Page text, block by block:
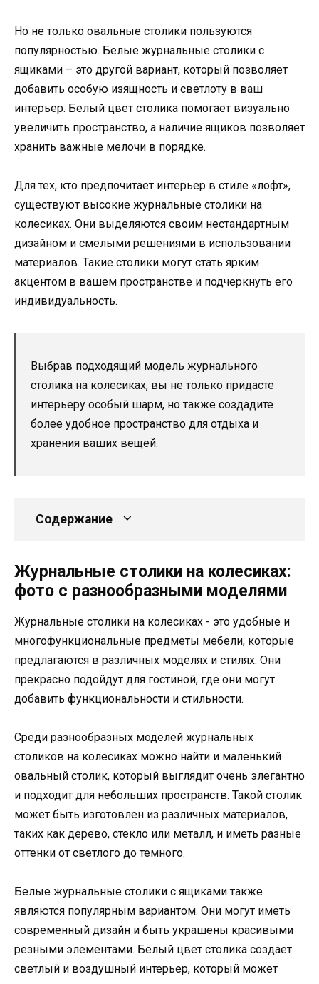
Но не только овальные столики пользуются
популярностью. Белые журнальные столики с
ящиками – это другой вариант, который позволяет
добавить особую изящность и светлоту в ваш
интерьер. Белый цвет столика помогает визуально
увеличить пространство, а наличие ящиков позволяет
хранить важные мелочи в порядке.
Для тех, кто предпочитает интерьер в стиле «лофт»,
существуют высокие журнальные столики на
колесиках. Они выделяются своим нестандартным
дизайном и смелыми решениями в использовании
материалов. Такие столики могут стать ярким
акцентом в вашем пространстве и подчеркнуть его
индивидуальность.
Выбрав подходящий модель журнального
столика на колесиках, вы не только придасте
интерьеру особый шарм, но также создадите
более удобное пространство для отдыха и
хранения ваших вещей.
Содержание
Журнальные столики на колесиках:
фото с разнообразными моделями
Журнальные столики на колесиках - это удобные и
многофункциональные предметы мебели, которые
предлагаются в различных моделях и стилях. Они
прекрасно подойдут для гостиной, где они могут
добавить функциональности и стильности.
Среди разнообразных моделей журнальных
столиков на колесиках можно найти и маленький
овальный столик, который выглядит очень элегантно
и подходит для небольших пространств. Такой столик
может быть изготовлен из различных материалов,
таких как дерево, стекло или металл, и иметь разные
оттенки от светлого до темного.
Белые журнальные столики с ящиками также
являются популярным вариантом. Они могут иметь
современный дизайн и быть украшены красивыми
резными элементами. Белый цвет столика создает
светлый и воздушный интерьер, который может